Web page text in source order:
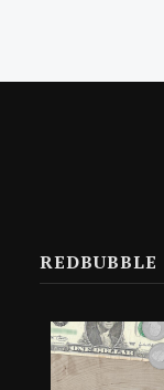
REDBUBBLE